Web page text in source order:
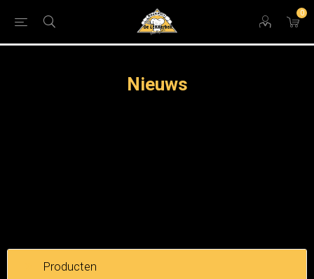
0
Nieuws
Producten